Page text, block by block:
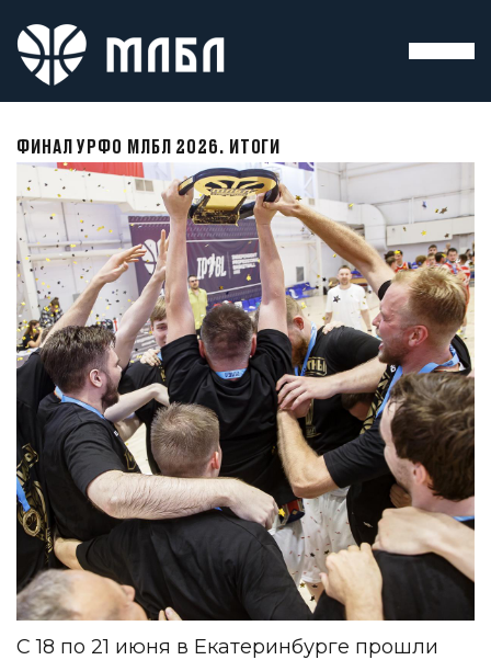
ФИНАЛ УРФО МЛБЛ 2026. ИТОГИ
С 18 по 21 июня в Екатеринбурге прошли